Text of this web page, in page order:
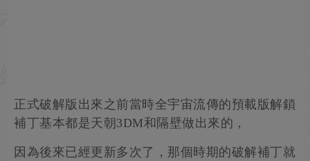
正式破解版出來之前當時全宇宙流傳的預載版解鎖
補丁基本都是天朝3DM和隔壁做出來的，
因為後來已經更新多次了，那個時期的破解補丁就